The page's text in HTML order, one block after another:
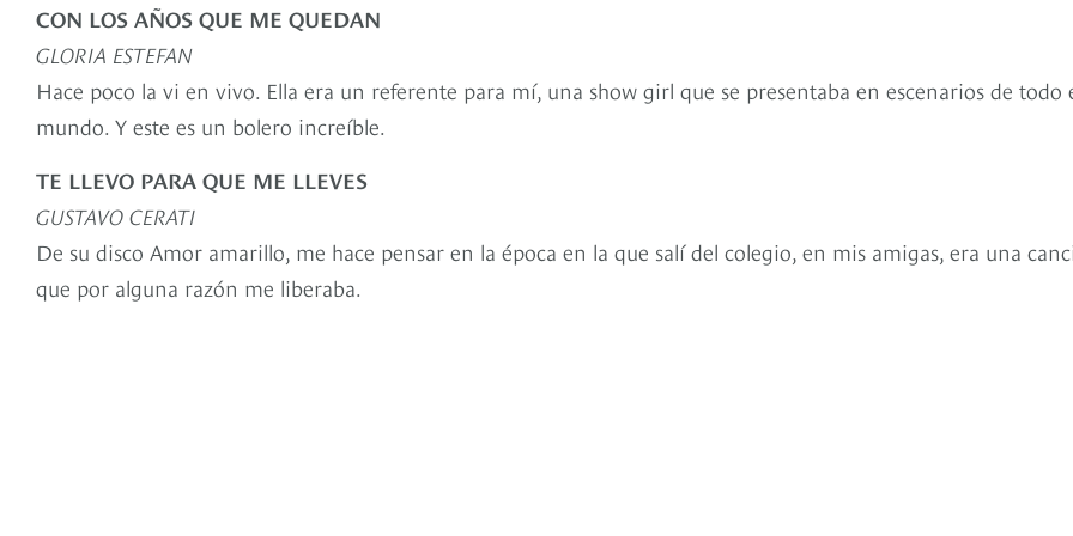
CON LOS AÑOS QUE ME QUEDAN
GLORIA ESTEFAN
Hace poco la vi en vivo. Ella era un referente para mí, una show girl que se presentaba en escenarios de todo
mundo. Y este es un bolero increíble.
TE LLEVO PARA QUE ME LLEVES
GUSTAVO CERATI
De su disco Amor amarillo, me hace pensar en la época en la que salí del colegio, en mis amigas, era una
que por alguna razón me liberaba.